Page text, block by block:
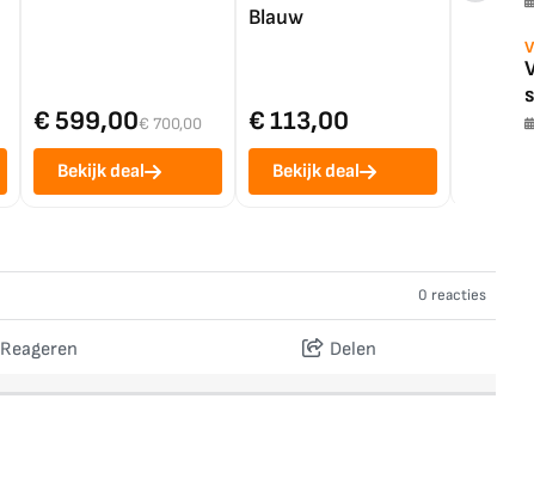
€ 599,00€ 700,00
Bekijk deal
Blauw
€ 113,00
Bekijk deal
€
0 reacties
Reageren Delen